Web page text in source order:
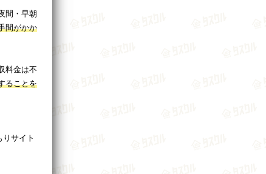
間・早朝
間がかか
料金は不
ることを
サイト